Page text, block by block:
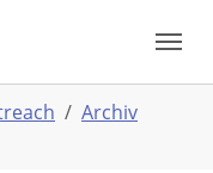
Archiv